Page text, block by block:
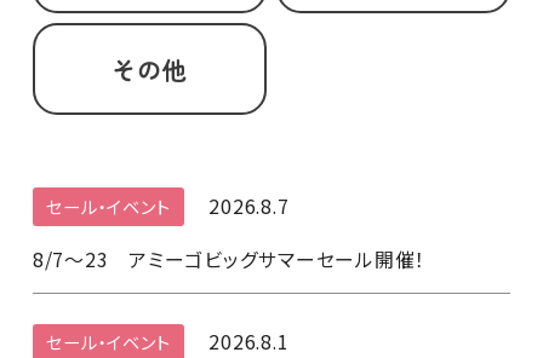
その他
セール・イベント
2026.8.7
8/7～23 アミーゴビッグサマーセール開催！
セール・イベント
2026.8.1